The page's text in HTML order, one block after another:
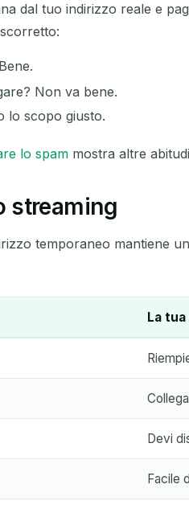
dal tuo indirizzo reale e
Non va bene.
lo scopo giusto.
lo spam mostra altre
streaming
temporaneo mantiene
La
Devi
Facile